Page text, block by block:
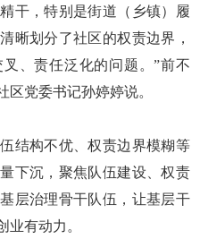
干，特别是街道（乡镇）履
晰划分了社区的权责边界，
、责任泛化的问题。”前不
区党委书记孙婷婷说。
构不优、权责边界模糊等
下沉，聚焦队伍建设、权责
层治理骨干队伍，让基层干
业有动力。